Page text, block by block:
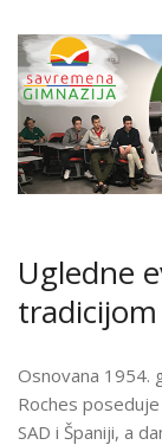
Ugledne
tradicijom
Osnovana 1954.
Roches
SAD i Španiji, a